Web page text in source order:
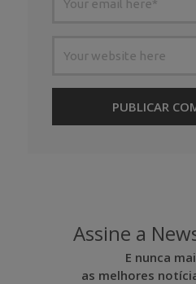
Assine a
E nunca
as melhores